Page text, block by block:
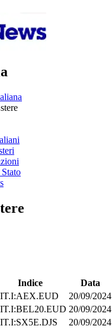
Indice Data
20/09/2024
20/09/2024
20/09/2024